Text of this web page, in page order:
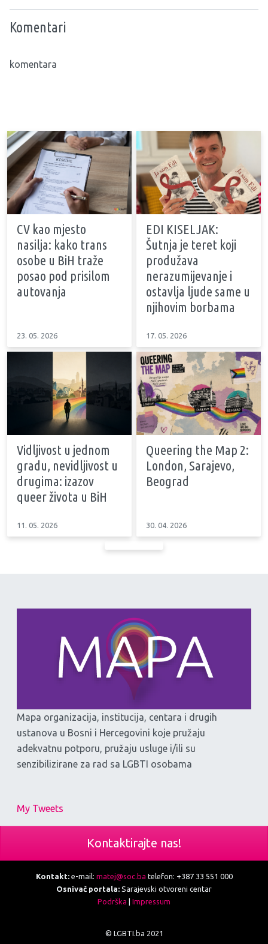
Komentari
komentara
CV kao mjesto
nasilja: kako trans
osobe u BiH traže
posao pod prisilom
autovanja
23. 05. 2026
EDI KISELJAK:
Šutnja je teret koji
produžava
nerazumijevanje i
ostavlja ljude same u
njihovim borbama
17. 05. 2026
Vidljivost u jednom
gradu, nevidljivost u
drugima: izazov
queer života u BiH
11. 05. 2026
Queering the Map 2:
London, Sarajevo,
Beograd
30. 04. 2026
Mapa organizacija, institucija, centara i drugih
ustanova u Bosni i Hercegovini koje pružaju
adekvatnu potporu, pružaju usluge i/ili su
senzibilizirane za rad sa LGBTI osobama
My Tweets
Kontaktirajte nas!
Kontakt:e-mail: matej@soc.ba telefon: +387 33 551 000
Osnivač portala: Sarajevski otvoreni centar
Podrška
Impressum
© LGBTI.ba 2021